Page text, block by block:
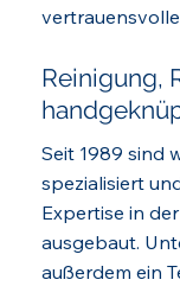
Reinigung,
Seit 1989 sind
spezialisiert
Expertise in
ausgebaut.
außerdem ein